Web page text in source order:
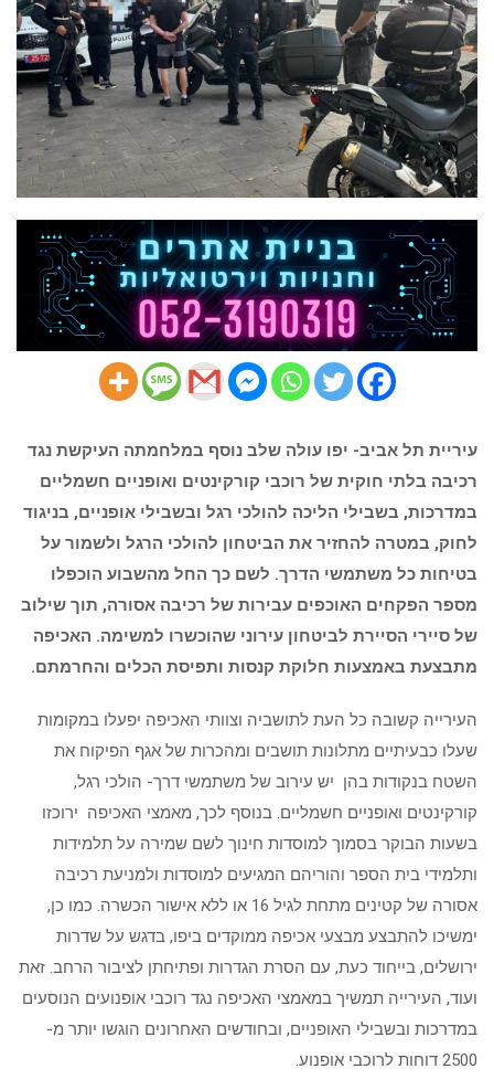
עיריית תל אביב- יפו עולה שלב נוסף במלחמתה העיקשת נגד
רכיבה בלתי חוקית של רוכבי קורקינטים ואופניים חשמליים
במדרכות, בשבילי הליכה להולכי רגל ובשבילי אופניים, בניגוד
לחוק, במטרה להחזיר את הביטחון להולכי הרגל ולשמור על
בטיחות כל משתמשי הדרך. לשם כך החל מהשבוע הוכפלו
מספר הפקחים האוכפים עבירות של רכיבה אסורה, תוך שילוב
של סיירי הסיירת לביטחון עירוני שהוכשרו למשימה. האכיפה
מתבצעת באמצעות חלוקת קנסות ותפיסת הכלים והחרמתם.
העירייה קשובה כל העת לתושביה וצוותי האכיפה יפעלו במקומות
שעלו כבעיתיים מתלונות תושבים ומהכרות של אגף הפיקוח את
השטח בנקודות בהן יש עירוב של משתמשי דרך- הולכי רגל,
קורקינטים ואופניים חשמליים. בנוסף לכך, מאמצי האכיפה ירוכזו
בשעות הבוקר בסמוך למוסדות חינוך לשם שמירה על תלמידות
ותלמידי בית הספר והוריהם המגיעים למוסדות ולמניעת רכיבה
אסורה של קטינים מתחת לגיל 16 או ללא אישור הכשרה. כמו כן,
ימשיכו להתבצע מבצעי אכיפה ממוקדים ביפו, בדגש על שדרות
ירושלים, בייחוד כעת, עם הסרת הגדרות ופתיחתן לציבור הרחב. זאת
ועוד, העירייה תמשיך במאמצי האכיפה נגד רוכבי אופנועים הנוסעים
במדרכות ובשבילי האופניים, ובחודשים האחרונים הוגשו יותר מ-
2500 דוחות לרוכבי אופנוע.